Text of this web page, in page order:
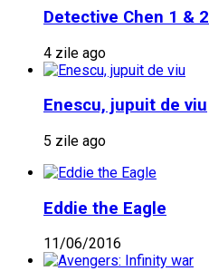
Detective Chen 1 & 2
4 zile ago
Enescu, jupuit de viu
5 zile ago
Eddie the Eagle
11/06/2016